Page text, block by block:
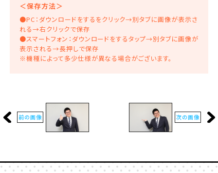
＜保存方法＞
●PC：ダウンロードをするをクリック→別タブに画像が表示さ
れる→右クリックで保存
●スマートフォン：ダウンロードをするタップ→別タブに画像が
表示される→長押しで保存
※機種によって多少仕様が異なる場合がございます。
前の画像 次の画像